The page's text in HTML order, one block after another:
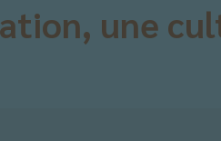
une